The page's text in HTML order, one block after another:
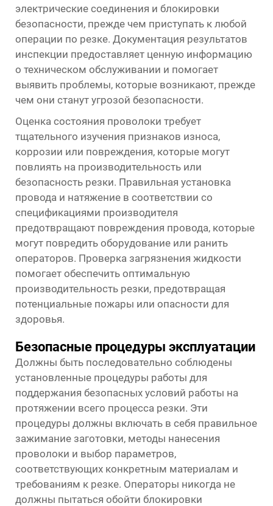
электрические соединения и блокировки
безопасности, прежде чем приступать к любой
операции по резке. Документация результатов
инспекции предоставляет ценную информацию
о техническом обслуживании и помогает
выявить проблемы, которые возникают, прежде
чем они станут угрозой безопасности.
Оценка состояния проволоки требует
тщательного изучения признаков износа,
коррозии или повреждения, которые могут
повлиять на производительность или
безопасность резки. Правильная установка
провода и натяжение в соответствии со
спецификациями производителя
предотвращают повреждения провода, которые
могут повредить оборудование или ранить
операторов. Проверка загрязнения жидкости
помогает обеспечить оптимальную
производительность резки, предотвращая
потенциальные пожары или опасности для
здоровья.
Безопасные процедуры эксплуатации
Должны быть последовательно соблюдены
установленные процедуры работы для
поддержания безопасных условий работы на
протяжении всего процесса резки. Эти
процедуры должны включать в себя правильное
зажимание заготовки, методы нанесения
проволоки и выбор параметров,
соответствующих конкретным материалам и
требованиям к резке. Операторы никогда не
должны пытаться обойти блокировки